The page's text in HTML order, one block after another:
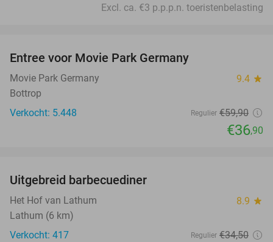
Excl. ca. €3 p.p.p.n. toeristenbelasting
Entree voor Movie Park Germany
Movie Park Germany 9.4 star
Bottrop
Verkocht: 5.448
Regulier €59,90
€36,90
Uitgebreid barbecuediner
Het Hof van Lathum 8.9 star
Lathum (6 km)
Verkocht: 417
Regulier €34,50